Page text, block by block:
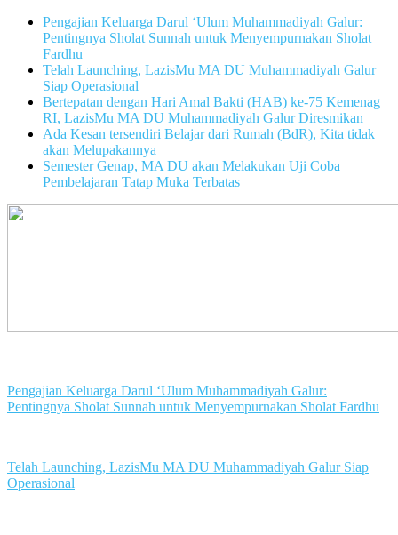
Pengajian Keluarga Darul ‘Ulum Muhammadiyah Galur:
Pentingnya Sholat Sunnah untuk Menyempurnakan Sholat
Fardhu
Telah Launching, LazisMu MA DU Muhammadiyah Galur
Siap Operasional
Bertepatan dengan Hari Amal Bakti (HAB) ke-75 Kemenag
RI, LazisMu MA DU Muhammadiyah Galur Diresmikan
Ada Kesan tersendiri Belajar dari Rumah (BdR), Kita tidak
akan Melupakannya
Semester Genap, MA DU akan Melakukan Uji Coba
Pembelajaran Tatap Muka Terbatas
Pengajian Keluarga Darul ‘Ulum Muhammadiyah Galur:
Pentingnya Sholat Sunnah untuk Menyempurnakan Sholat Fardhu
Telah Launching, LazisMu MA DU Muhammadiyah Galur Siap
Operasional